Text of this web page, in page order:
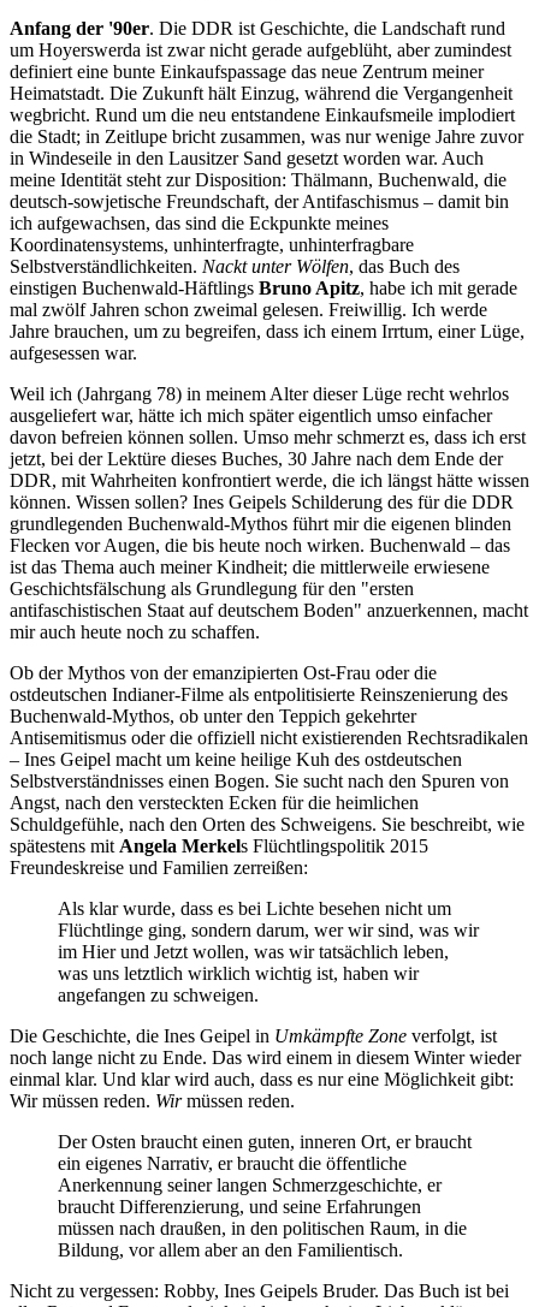
Anfang der '90er. Die DDR ist Geschichte, die Landschaft rund
um Hoyerswerda ist zwar nicht gerade aufgeblüht, aber zumindest
definiert eine bunte Einkaufspassage das neue Zentrum meiner
Heimatstadt. Die Zukunft hält Einzug, während die Vergangenheit
wegbricht. Rund um die neu entstandene Einkaufsmeile implodiert
die Stadt; in Zeitlupe bricht zusammen, was nur wenige Jahre zuvor
in Windeseile in den Lausitzer Sand gesetzt worden war. Auch
meine Identität steht zur Disposition: Thälmann, Buchenwald, die
deutsch-sowjetische Freundschaft, der Antifaschismus – damit bin
ich aufgewachsen, das sind die Eckpunkte meines
Koordinatensystems, unhinterfragte, unhinterfragbare
Selbstverständlichkeiten. Nackt unter Wölfen, das Buch des
einstigen Buchenwald-Häftlings Bruno Apitz, habe ich mit gerade
mal zwölf Jahren schon zweimal gelesen. Freiwillig. Ich werde
Jahre brauchen, um zu begreifen, dass ich einem Irrtum, einer Lüge,
aufgesessen war.
Weil ich (Jahrgang 78) in meinem Alter dieser Lüge recht wehrlos
ausgeliefert war, hätte ich mich später eigentlich umso einfacher
davon befreien können sollen. Umso mehr schmerzt es, dass ich erst
jetzt, bei der Lektüre dieses Buches, 30 Jahre nach dem Ende der
DDR, mit Wahrheiten konfrontiert werde, die ich längst hätte wissen
können. Wissen sollen? Ines Geipels Schilderung des für die DDR
grundlegenden Buchenwald-Mythos führt mir die eigenen blinden
Flecken vor Augen, die bis heute noch wirken. Buchenwald – das
ist das Thema auch meiner Kindheit; die mittlerweile erwiesene
Geschichtsfälschung als Grundlegung für den "ersten
antifaschistischen Staat auf deutschem Boden" anzuerkennen, macht
mir auch heute noch zu schaffen.
Ob der Mythos von der emanzipierten Ost-Frau oder die
ostdeutschen Indianer-Filme als entpolitisierte Reinszenierung des
Buchenwald-Mythos, ob unter den Teppich gekehrter
Antisemitismus oder die offiziell nicht existierenden Rechtsradikalen
– Ines Geipel macht um keine heilige Kuh des ostdeutschen
Selbstverständnisses einen Bogen. Sie sucht nach den Spuren von
Angst, nach den versteckten Ecken für die heimlichen
Schuldgefühle, nach den Orten des Schweigens. Sie beschreibt, wie
spätestens mit Angela Merkels Flüchtlingspolitik 2015
Freundeskreise und Familien zerreißen:
Als klar wurde, dass es bei Lichte besehen nicht um
Flüchtlinge ging, sondern darum, wer wir sind, was wir
im Hier und Jetzt wollen, was wir tatsächlich leben,
was uns letztlich wirklich wichtig ist, haben wir
angefangen zu schweigen.
Die Geschichte, die Ines Geipel in Umkämpfte Zone verfolgt, ist
noch lange nicht zu Ende. Das wird einem in diesem Winter wieder
einmal klar. Und klar wird auch, dass es nur eine Möglichkeit gibt:
Wir müssen reden. Wirmüssen reden.
Der Osten braucht einen guten, inneren Ort, er braucht
ein eigenes Narrativ, er braucht die öffentliche
Anerkennung seiner langen Schmerzgeschichte, er
braucht Differenzierung, und seine Erfahrungen
müssen nach draußen, in den politischen Raum, in die
Bildung, vor allem aber an den Familientisch.
Nicht zu vergessen: Robby, Ines Geipels Bruder. Das Buch ist bei